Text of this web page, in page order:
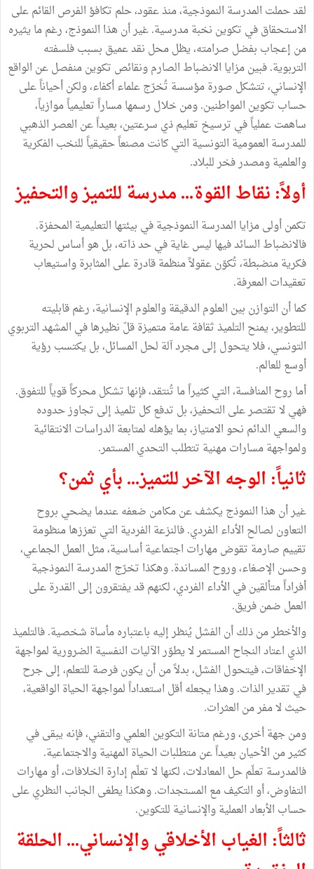
لقد حملت المدرسة النموذجية، منذ عقود، حلم تكافؤ الفرص القائم على
الاستحقاق في تكوين نخبة مدرسية. غير أن هذا النموذج، رغم ما يثيره
من إعجاب بفضل صرامته، يظل محل نقد عميق بسبب فلسفته
التربوية. فبين مزايا الانضباط الصارم ونقائص تكوين منفصل عن الواقع
الإنساني، تتشكل صورة مؤسسة تُخرّج علماء أكفاء، ولكن أحياناً على
حساب تكوين المواطنين. ومن خلال رسمها مساراً تعليمياً موازياً،
ساهمت عملياً في ترسيخ تعليم ذي سرعتين، بعيداً عن العصر الذهبي
للمدرسة العمومية التونسية التي كانت مصنعاً حقيقياً للنخب الفكرية
والعلمية ومصدر فخر للبلاد.
أولاً: نقاط القوة... مدرسة للتميز والتحفيز
تكمن أولى مزايا المدرسة النموذجية في بيئتها التعليمية المحفزة.
فالانضباط السائد فيها ليس غاية في حد ذاته، بل هو أساس لحرية
فكرية منضبطة، تُكوّن عقولاً منظمة قادرة على المثابرة واستيعاب
تعقيدات المعرفة.
كما أن التوازن بين العلوم الدقيقة والعلوم الإنسانية، رغم قابليته
للتطوير، يمنح التلميذ ثقافة عامة متميزة قلّ نظيرها في المشهد التربوي
التونسي، فلا يتحول إلى مجرد آلة لحل المسائل، بل يكتسب رؤية
أوسع للعالم.
أما روح المنافسة، التي كثيراً ما تُنتقد، فإنها تشكل محركاً قوياً للتفوق.
فهي لا تقتصر على التحفيز، بل تدفع كل تلميذ إلى تجاوز حدوده
والسعي الدائم نحو الامتياز، بما يؤهله لمتابعة الدراسات الانتقائية
ولمواجهة مسارات مهنية تتطلب التحدي المستمر.
ثانياً: الوجه الآخر للتميز... بأي ثمن؟
غير أن هذا النموذج يكشف عن مكامن ضعفه عندما يضحي بروح
التعاون لصالح الأداء الفردي. فالنزعة الفردية التي تعززها منظومة
تقييم صارمة تقوض مهارات اجتماعية أساسية، مثل العمل الجماعي،
وحسن الإصغاء، وروح المساندة. وهكذا تخرّج المدرسة النموذجية
أفراداً متألقين في الأداء الفردي، لكنهم قد يفتقرون إلى القدرة على
العمل ضمن فريق.
والأخطر من ذلك أن الفشل يُنظر إليه باعتباره مأساة شخصية. فالتلميذ
الذي اعتاد النجاح المستمر لا يطوّر الآليات النفسية الضرورية لمواجهة
الإخفاقات، فيتحول الفشل، بدلاً من أن يكون فرصة للتعلم، إلى جرح
في تقدير الذات. وهذا يجعله أقل استعداداً لمواجهة الحياة الواقعية،
حيث لا مفر من العثرات.
ومن جهة أخرى، ورغم متانة التكوين العلمي والتقني، فإنه يبقى في
كثير من الأحيان بعيداً عن متطلبات الحياة المهنية والاجتماعية.
فالمدرسة تعلّم حل المعادلات، لكنها لا تعلّم إدارة الخلافات، أو مهارات
التفاوض، أو التكيف مع المستجدات. وهكذا يطغى الجانب النظري على
حساب الأبعاد العملية والإنسانية للتكوين.
ثالثاً: الغياب الأخلاقي والإنساني... الحلقة